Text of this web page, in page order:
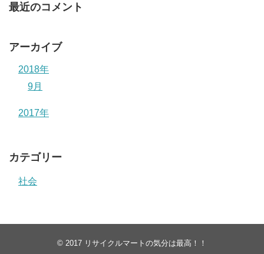
最近のコメント
アーカイブ
2018年
9月
2017年
カテゴリー
社会
© 2017 リサイクルマートの気分は最高！！